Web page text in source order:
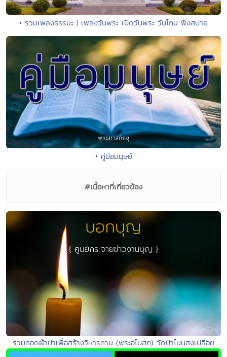
• รวมเพลงธรรมะ | เพลงวันพระ เปิดวันพระ วันโกน ฟังสบาย
• คู่มือมนุษย์
#เนื้อหาที่เกี่ยวข้อง
ร่วมทอดผ้าป่าเพื่อสร้างวิหารทาน (พระอุโบสถ) วัดป่าโนนสงเปลือย